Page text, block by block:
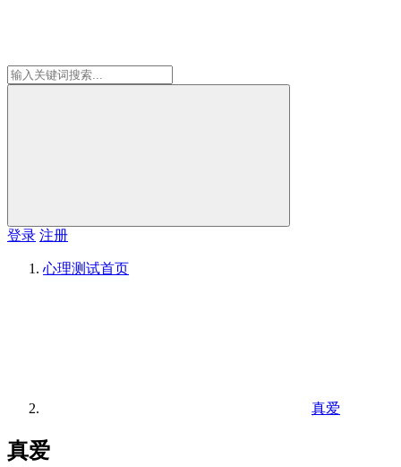
登录 注册
心理测试首页
真爱
真爱